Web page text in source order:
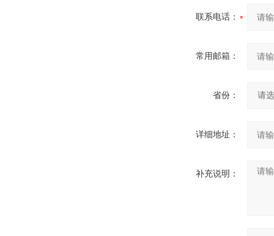
联系电话：
常用邮箱：
省份：
详细地址：
补充说明：